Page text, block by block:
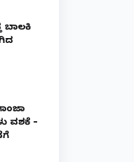
ಬಾಲಕಿ
ವಶಕ್ಕೆ –